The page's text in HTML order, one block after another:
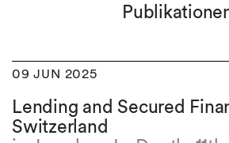
09 JUN 2025
Lending and Secured
Switzerland